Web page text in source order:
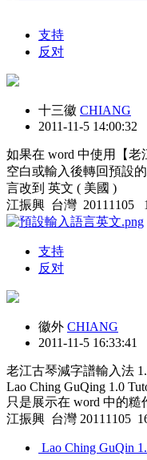
支持
反对
十三徽 CHIANG
2011-11-5 14:00:32
如果在 word 中使用【老
空白或輸入後轉回預設
言改到 英文 ( 美國 )
江振興 台灣 20111105
支持
反对
徽外 CHIANG
2011-11-5 16:33:41
老江古琴減字譜輸入法
Lao Ching GuQing 1.0
只是展示在 word 中的
江振興 台灣 20111105
Lao Ching GuQin